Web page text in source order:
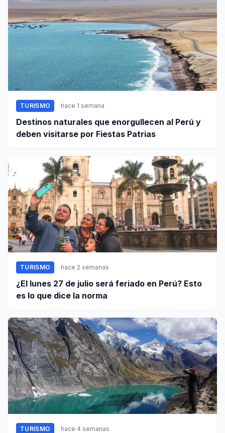
TURISMO hace 1 semana
Destinos naturales que enorgullecen al Perú y
deben visitarse por Fiestas Patrias
TURISMO hace 2 semanas
¿El lunes 27 de julio será feriado en Perú? Esto
es lo que dice la norma
TURISMO hace 4 semanas